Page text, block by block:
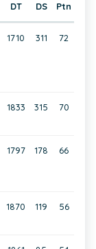
DT DS Ptn
1710 311 72
1833 315 70
1797 178 66
1870 119 56